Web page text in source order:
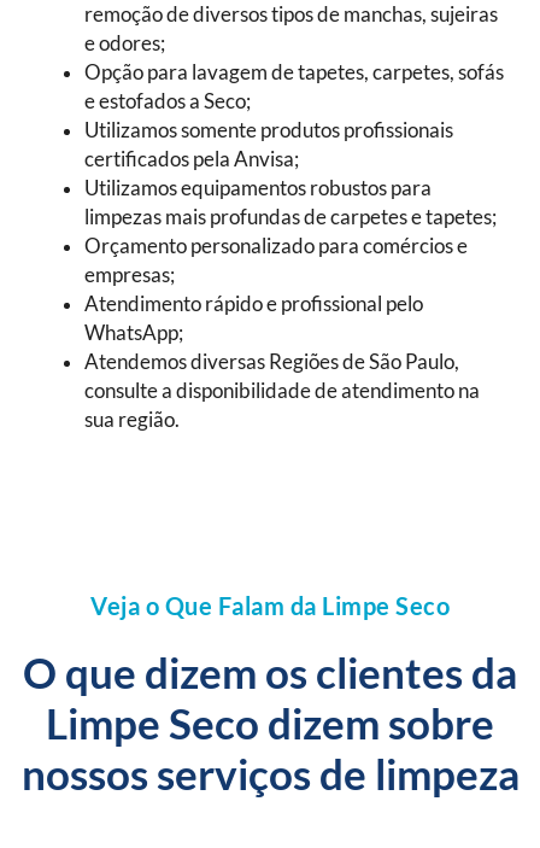
remoção de diversos tipos de manchas, sujeiras
e odores;
Opção para lavagem de tapetes, carpetes, sofás
e estofados a Seco;
Utilizamos somente produtos profissionais
certificados pela Anvisa;
Utilizamos equipamentos robustos para
limpezas mais profundas de carpetes e tapetes;
Orçamento personalizado para comércios e
empresas;
Atendimento rápido e profissional pelo
WhatsApp;
Atendemos diversas Regiões de São Paulo,
consulte a disponibilidade de atendimento na
sua região.
Veja o Que Falam da Limpe Seco
O que dizem os clientes da
Limpe Seco dizem sobre
nossos serviços de limpeza